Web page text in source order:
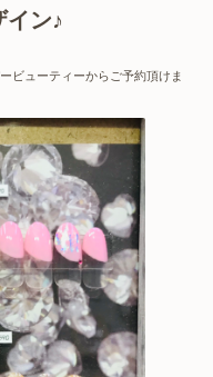
ン♪
ビューティーからご予約頂けま